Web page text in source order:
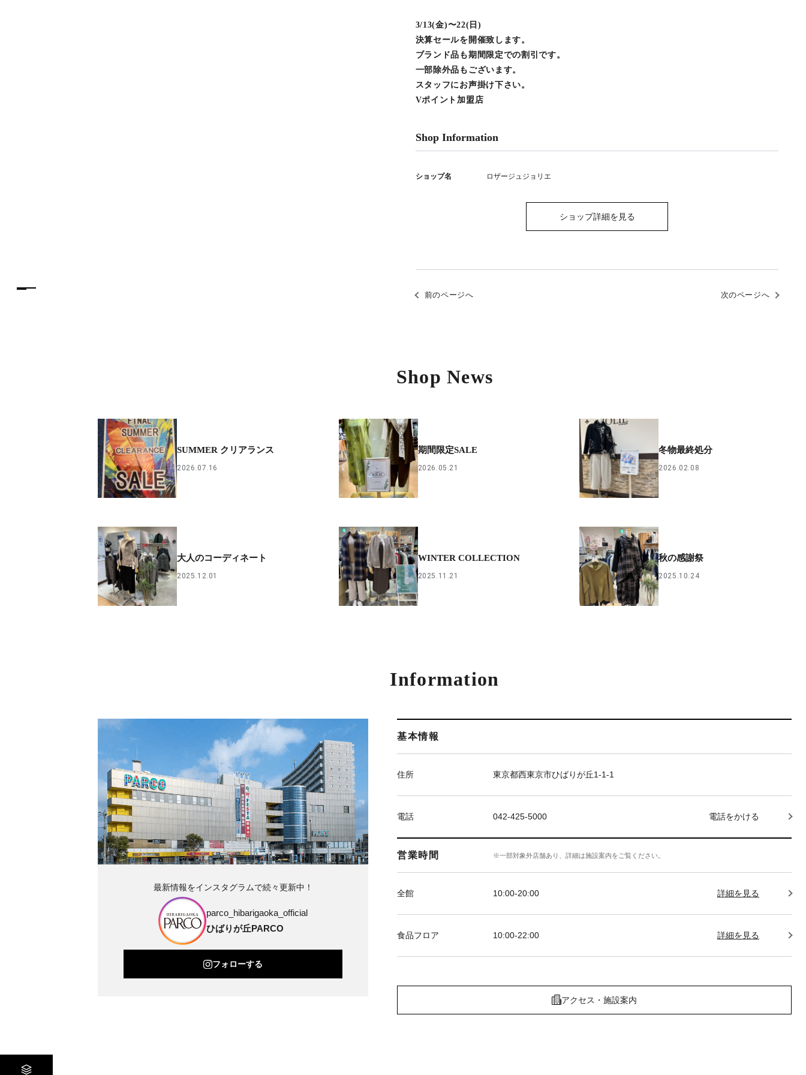
3/13(金)〜22(日)
決算セールを開催致します。
ブランド品も期間限定での割引です。
一部除外品もございます。
スタッフにお声掛け下さい。
Vポイント加盟店
Shop Information
ショップ名 ロザージュジョリエ
ショップ詳細を見る
前のページへ 次のページへ
Shop News
SUMMER クリアランス
2026.07.16
期間限定SALE
2026.05.21
冬物最終処分
2026.02.08
大人のコーディネート
2025.12.01
WINTER COLLECTION
2025.11.21
秋の感謝祭
2025.10.24
Information
基本情報
住所 東京都西東京市ひばりが丘1-1-1
電話 042-425-5000 電話をかける
営業時間 ※一部対象外店舗あり、詳細は施設案内をご覧ください。
全館 10:00-20:00 詳細を見る
食品フロア 10:00-22:00 詳細を見る
アクセス・施設案内
最新情報をインスタグラムで続々更新中！
parco_hibarigaoka_official
ひばりが丘PARCO
フォローする